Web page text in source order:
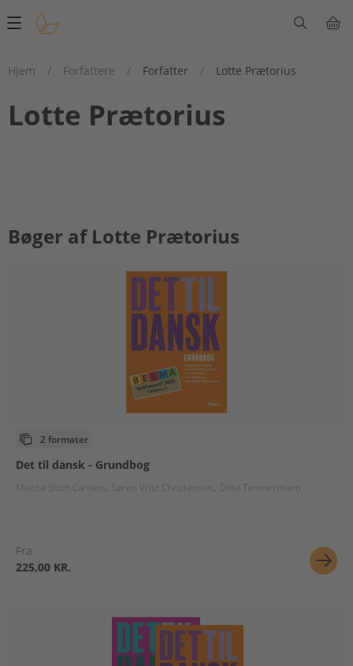
Main
Hjem
/ Forfattere / Forfatter / Lotte Prætorius
Lotte Prætorius
Bøger af Lotte Prætorius
2 formater
Det til dansk - Grundbog
Mischa Sloth Carlsen Søren Vrist Christensen Ditte Timmermann
Fra
225,00 KR.